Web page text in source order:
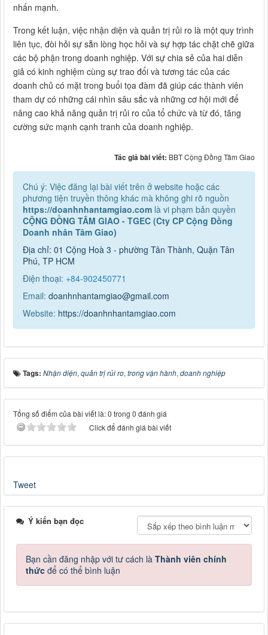
nhấn mạnh.
Trong kết luận, việc nhận diện và quản trị rủi ro là một quy trình
liên tục, đòi hỏi sự sẵn lòng học hỏi và sự hợp tác chặt chẽ giữa
các bộ phận trong doanh nghiệp. Với sự chia sẻ của hai diễn
giả có kinh nghiệm cùng sự trao đổi và tương tác của các
doanh chủ có mặt trong buổi tọa đàm đã giúp các thành viên
tham dự có những cái nhìn sâu sắc và những cơ hội mới để
nâng cao khả năng quản trị rủi ro của tổ chức và từ đó, tăng
cường sức mạnh cạnh tranh của doanh nghiệp.
Tác giả bài viết: BBT Cộng Đồng Tâm Giao
Chú ý: Việc đăng lại bài viết trên ở website hoặc các
phương tiện truyền thông khác mà không ghi rõ nguồn
https://doanhnhantamgiao.com là vi phạm bản quyền
CỘNG ĐỒNG TÂM GIAO - TGEC (Cty CP Cộng Đồng
Doanh nhân Tâm Giao)
Địa chỉ: 01 Cộng Hoà 3 - phường Tân Thành, Quận Tân
Phú, TP HCM
Điện thoại: +84-902450771
Email: doanhnhantamgiao@gmail.com
Website: https://doanhnhantamgiao.com
Tags: Nhận diện, quản trị rủi ro, trong vận hành, doanh nghiệp
Tổng số điểm của bài viết là: 0 trong 0 đánh giá
Click để đánh giá bài viết
Tweet
Ý kiến bạn đọc
Bạn cần đăng nhập với tư cách là Thành viên chính
thức để có thể bình luận